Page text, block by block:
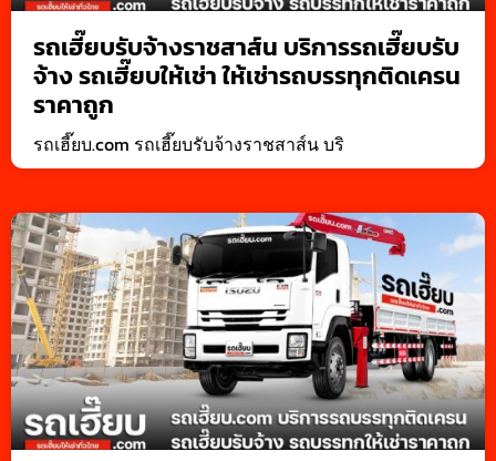
รถเฮี๊ยบรับจ้างราชสาส์น บริการรถเฮี๊ยบรับ
จ้าง รถเฮี๊ยบให้เช่า ให้เช่ารถบรรทุกติดเครน
ราคาถูก
รถเฮี๊ยบ.com รถเฮี๊ยบรับจ้างราชสาส์น บริ